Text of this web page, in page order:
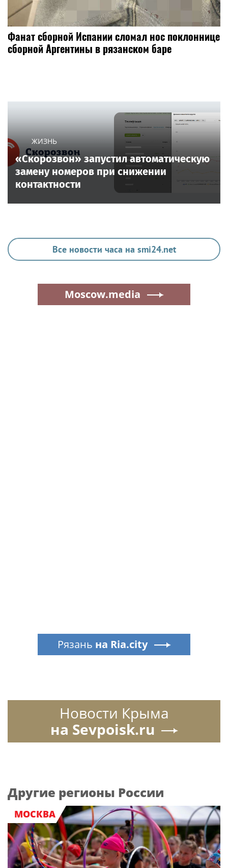
Фанат сборной Испании сломал нос поклоннице
сборной Аргентины в рязанском баре
ЖИЗНЬ
«Скорозвон» запустил автоматическую
замену номеров при снижении
контактности
Все новости часа на smi24.net
Moscow.media
Рязань на Ria.city
Новости Крыма
на Sevpoisk.ru
Другие регионы России
МОСКВА